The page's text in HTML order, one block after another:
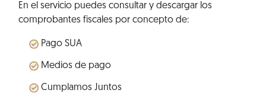
En el servicio puedes consultar y descargar los
comprobantes fiscales por concepto de:
Pago SUA
Medios de pago
Cumplamos Juntos